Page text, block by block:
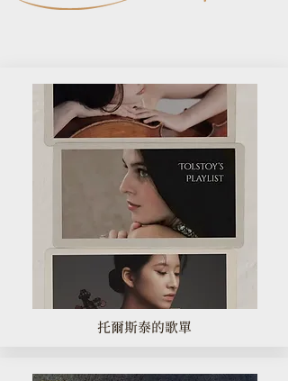
托爾斯泰的歌單